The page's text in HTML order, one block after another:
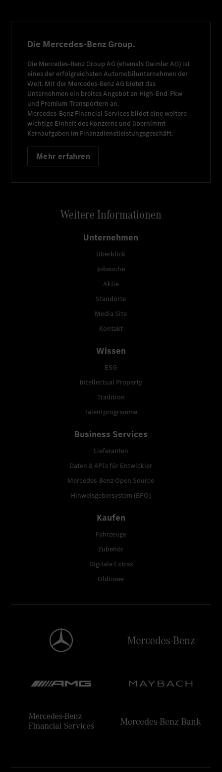
Die Mercedes-Benz Group.
Die Mercedes-Benz Group AG (ehemals Daimler AG) ist
eines der erfolgreichsten Automobilunternehmen der
Welt. Mit der Mercedes-Benz AG bietet das
Unternehmen ein breites Angebot an High-End-Pkw
und Premium-Transportern an.
Mercedes-Benz Financial Services bildet eine weitere
wichtige Einheit des Konzerns und übernimmt
Kernaufgaben im Finanzdienstleistungsgeschäft.
Mehr erfahren
Weitere Informationen
Unternehmen
Überblick
Jobsuche
Aktie
Standorte
Media Site
Kontakt
Wissen
ESG
Intellectual Property
Tradition
Talentprogramme
Business Services
Lieferanten
Daten & APIs für Entwickler
Mercedes-Benz Open Source
Hinweisgebersystem (BPO)
Kaufen
Fahrzeuge
Zubehör
Digitale Extras
Oldtimer